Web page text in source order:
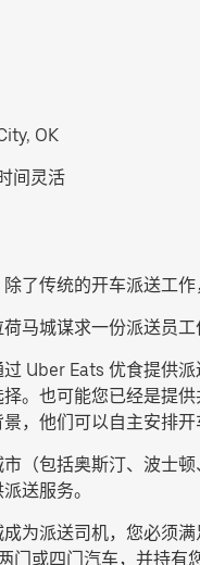
OK
间灵活
了传统的开车派送工作
马城谋求一份派送员
Uber Eats 优食提供
。也可能您已经是提
，他们可以自主安排
（包括奥斯汀、波士
送服务。
为派送司机，您必须
门或四门汽车，并持